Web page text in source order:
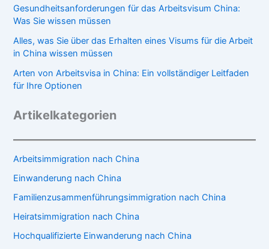
Gesundheitsanforderungen für das Arbeitsvisum China:
Was Sie wissen müssen
Alles, was Sie über das Erhalten eines Visums für die Arbeit
in China wissen müssen
Arten von Arbeitsvisa in China: Ein vollständiger Leitfaden
für Ihre Optionen
Artikelkategorien
Arbeitsimmigration nach China
Einwanderung nach China
Familienzusammenführungsimmigration nach China
Heiratsimmigration nach China
Hochqualifizierte Einwanderung nach China